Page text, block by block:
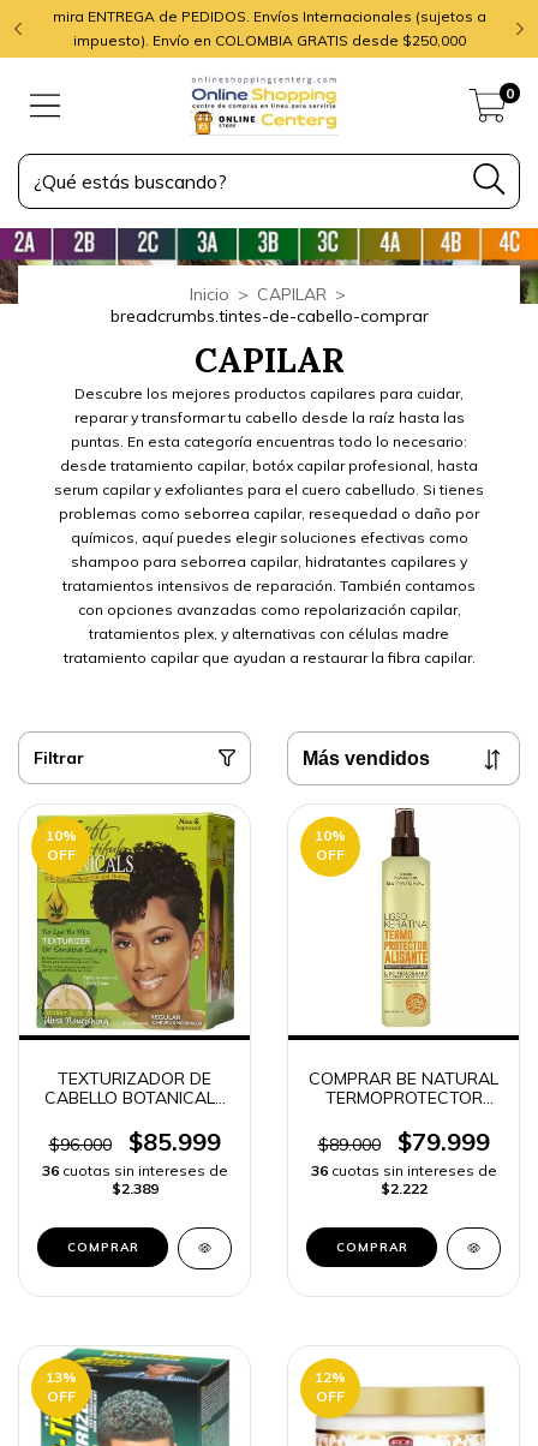
mira ENTREGA de PEDIDOS. Envíos Internacionales (sujetos a
impuesto). Envío en COLOMBIA GRATIS desde $250,000
0
Inicio > CAPILAR >
breadcrumbs.tintes-de-cabello-comprar
CAPILAR
Descubre los mejores productos capilares para cuidar,
reparar y transformar tu cabello desde la raíz hasta las
puntas. En esta categoría encuentras todo lo necesario:
desde tratamiento capilar, botóx capilar profesional, hasta
serum capilar y exfoliantes para el cuero cabelludo. Si tienes
problemas como seborrea capilar, resequedad o daño por
químicos, aquí puedes elegir soluciones efectivas como
shampoo para seborrea capilar, hidratantes capilares y
tratamientos intensivos de reparación. También contamos
con opciones avanzadas como repolarización capilar,
tratamientos plex, y alternativas con células madre
tratamiento capilar que ayudan a restaurar la fibra capilar.
Filtrar
10%
OFF
TEXTURIZADOR DE
CABELLO BOTANICALS
$96.000
$85.999
36 cuotas sin intereses de
$2.389
10%
OFF
COMPRAR BE NATURAL
TERMOPROTECTOR
RAPIDO
$89.000 $79.999
36 cuotas sin intereses de
$2.222
13%
OFF
12%
OFF